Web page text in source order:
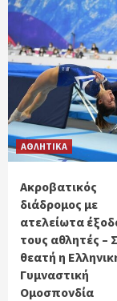
ΑΘΛΗΤΙΚΑ
Ακροβατικός
διάδρομος με
ατελείωτα
τους αθλητές –
θεατή η
Γυμναστική
Ομοσπονδία